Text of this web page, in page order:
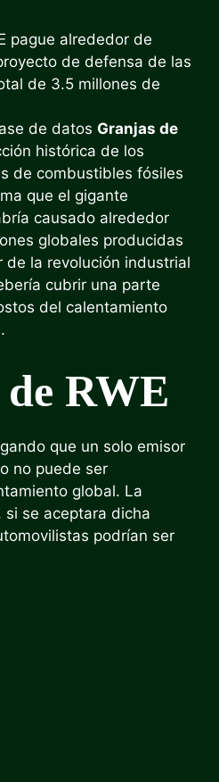
pague alrededor de
de defensa de las
de 3.5 millones de
de datos Granjas de
histórica de los
de combustibles fósiles
que el gigante
causado alrededor
globales producidas
de la revolución industrial
cubrir una parte
del calentamiento
RWE
que un solo emisor
no puede ser
global. La
si se aceptara dicha
podrían ser